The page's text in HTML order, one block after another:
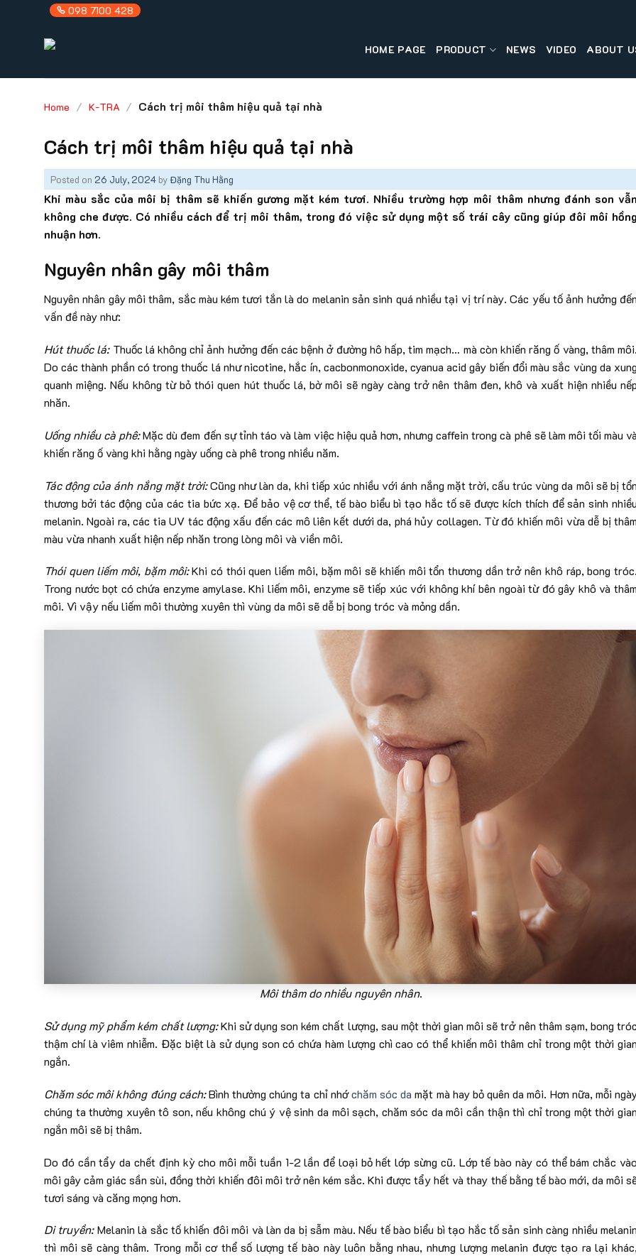
098 7100 428
HOME PAGE PRODUCT NEWS VIDEO ABOUT
Home / K-TRA / Cách trị môi thâm hiệu quả tại nhà
Cách trị môi thâm hiệu quả tại nhà
Posted on 26 July, 2024 byĐặng Thu Hằng
Khi màu sắc của môi bị thâm sẽ khiến gương mặt kém tươi. Nhiều trường hợp môi thâm nhưng đánh son vẫn
không che được. Có nhiều cách để trị môi thâm, trong đó việc sử dụng một số trái cây cũng giúp đôi môi hồng
nhuận hơn.
Nguyên nhân gây môi thâm
Nguyên nhân gây môi thâm, sắc màu kém tươi tắn là do melanin sản sinh quá nhiều tại vị trí này. Các yếu tố ảnh hưởng đến
vấn đề này như:
Hút thuốc lá: Thuốc lá không chỉ ảnh hưởng đến các bệnh ở đường hô hấp, tim mạch… mà còn khiến răng ố vàng, thâm môi.
Do các thành phần có trong thuốc lá như nicotine, hắc ín, cacbonmonoxide, cyanua acid gây biến đổi màu sắc vùng da xung
quanh miệng. Nếu không từ bỏ thói quen hút thuốc lá, bờ môi sẽ ngày càng trở nên thâm đen, khô và xuất hiện nhiều nếp
nhăn.
Uống nhiều cà phê:Mặc dù đem đến sự tỉnh táo và làm việc hiệu quả hơn, nhưng caffein trong cà phê sẽ làm môi tối màu và
khiến răng ố vàng khi hằng ngày uống cà phê trong nhiều năm.
Tác động của ánh nắng mặt trời:Cũng như làn da, khi tiếp xúc nhiều với ánh nắng mặt trời, cấu trúc vùng da môi sẽ bị tổn
thương bởi tác động của các tia bức xạ. Để bảo vệ cơ thể, tế bào biểu bì tạo hắc tố sẽ được kích thích để sản sinh nhiều
melanin. Ngoài ra, các tia UV tác động xấu đến các mô liên kết dưới da, phá hủy collagen. Từ đó khiến môi vừa dễ bị thâm
màu vừa nhanh xuất hiện nếp nhăn trong lòng môi và viền môi.
Thói quen liếm môi, bặm môi:Khi có thói quen liếm môi, bặm môi sẽ khiến môi tổn thương dần trở nên khô ráp, bong tróc.
Trong nước bọt có chứa enzyme amylase. Khi liếm môi, enzyme sẽ tiếp xúc với không khí bên ngoài từ đó gây khô và thâm
môi. Vì vậy nếu liếm môi thường xuyên thì vùng da môi sẽ dễ bị bong tróc và mỏng dần.
Môi thâm do nhiều nguyên nhân.
Sử dụng mỹ phẩm kém chất lượng:Khi sử dụng son kém chất lượng, sau một thời gian môi sẽ trở nên thâm sạm, bong tróc
thậm chí là viêm nhiễm. Đặc biệt là sử dụng son có chứa hàm lượng chì cao có thể khiến môi thâm chỉ trong một thời gian
ngắn.
Chăm sóc môi không đúng cách:Bình thường chúng ta chỉ nhớchăm sóc da mặt mà hay bỏ quên da môi. Hơn nữa, mỗi
chúng ta thường xuyên tô son, nếu không chú ý vệ sinh da môi sạch, chăm sóc da môi cần thận thì chỉ trong một thời gian
ngắn môi sẽ bị thâm.
Do đó cần tẩy da chết định kỳ cho môi mỗi tuần 1-2 lần để loại bỏ hết lớp sừng cũ. Lớp tế bào này có thể bám chắc vào
môi gây cảm giác sần sùi, đồng thời khiến đôi môi trở nên kém sắc. Khi được tẩy hết và thay thế bằng tế bào mới, da môi
tươi sáng và căng mọng hơn.
Di truyền:Melanin là sắc tố khiến đôi môi và làn da bị sẫm màu. Nếu tế bào biểu bì tạo hắc tố sản sinh càng nhiều melanin
thì môi sẽ càng thâm. Trong mỗi cơ thể số lượng tế bào này luôn bằng nhau, nhưng lượng melanin được tạo ra lại